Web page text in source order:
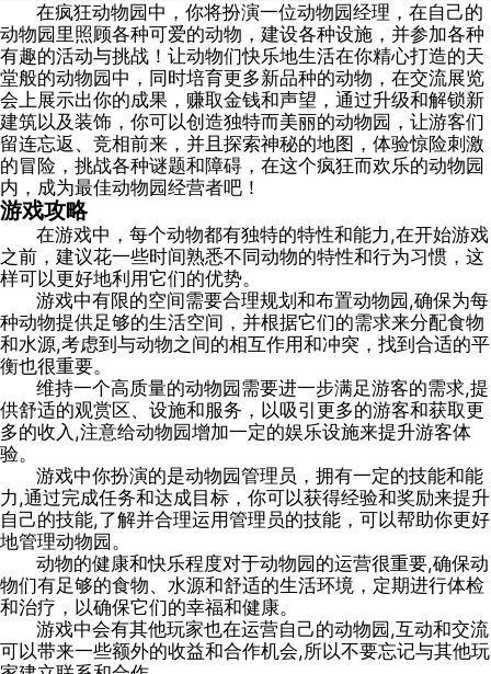
在疯狂动物园中，你将扮演一位动物园经理，在自己的
动物园里照顾各种可爱的动物，建设各种设施，并参加各种
有趣的活动与挑战！让动物们快乐地生活在你精心打造的天
堂般的动物园中，同时培育更多新品种的动物，在交流展览
会上展示出你的成果，赚取金钱和声望，通过升级和解锁新
建筑以及装饰，你可以创造独特而美丽的动物园，让游客们
留连忘返、竞相前来，并且探索神秘的地图，体验惊险刺激
的冒险，挑战各种谜题和障碍，在这个疯狂而欢乐的动物园
内，成为最佳动物园经营者吧！
游戏攻略
在游戏中，每个动物都有独特的特性和能力,在开始游戏
之前，建议花一些时间熟悉不同动物的特性和行为习惯，这
样可以更好地利用它们的优势。
游戏中有限的空间需要合理规划和布置动物园,确保为每
种动物提供足够的生活空间，并根据它们的需求来分配食物
和水源,考虑到与动物之间的相互作用和冲突，找到合适的平
衡也很重要。
维持一个高质量的动物园需要进一步满足游客的需求,提
供舒适的观赏区、设施和服务，以吸引更多的游客和获取更
多的收入,注意给动物园增加一定的娱乐设施来提升游客体
验。
游戏中你扮演的是动物园管理员，拥有一定的技能和能
力,通过完成任务和达成目标，你可以获得经验和奖励来提升
自己的技能,了解并合理运用管理员的技能，可以帮助你更好
地管理动物园。
动物的健康和快乐程度对于动物园的运营很重要,确保动
物们有足够的食物、水源和舒适的生活环境，定期进行体检
和治疗，以确保它们的幸福和健康。
游戏中会有其他玩家也在运营自己的动物园,互动和交流
可以带来一些额外的收益和合作机会,所以不要忘记与其他玩